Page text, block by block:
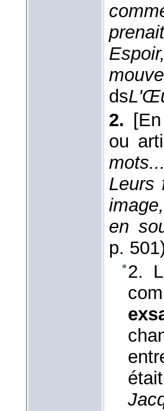
Espoir,
ds
2.
ou
Leurs
en
p.
2.